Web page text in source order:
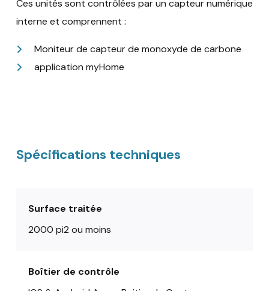
Ces unités sont contrôlées par un capteur numérique
interne et comprennent :
Moniteur de capteur de monoxyde de carbone
application myHome
Spécifications techniques
Surface traitée
2000 pi2 ou moins
Boîtier de contrôle